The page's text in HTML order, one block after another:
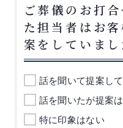
ご葬儀のお打
た担当者はお
案をしていまし
話を聞いて提案し
話を聞いたが提案
特に印象はない